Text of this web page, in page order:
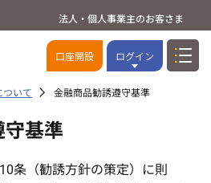
法人・個人事業主のお客さま
口座開設 ログイン
ついて 金融商品勧誘遵守基準
基準
条（勧誘方針の策定）に則